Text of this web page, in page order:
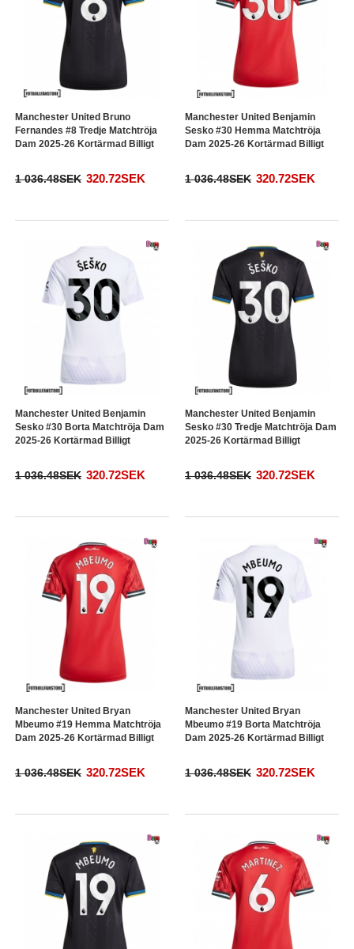
Manchester United Bruno
Fernandes #8 Tredje Matchtröja
Dam 2025-26 Kortärmad Billigt
1 036.48SEK 320.72SEK
Manchester United Benjamin
Sesko #30 Hemma Matchtröja
Dam 2025-26 Kortärmad Billigt
1 036.48SEK 320.72SEK
Manchester United Benjamin
Sesko #30 Borta Matchtröja Dam
2025-26 Kortärmad Billigt
1 036.48SEK 320.72SEK
Manchester United Benjamin
Sesko #30 Tredje Matchtröja Dam
2025-26 Kortärmad Billigt
1 036.48SEK 320.72SEK
Manchester United Bryan
Mbeumo #19 Hemma Matchtröja
Dam 2025-26 Kortärmad Billigt
1 036.48SEK 320.72SEK
Manchester United Bryan
Mbeumo #19 Borta Matchtröja
Dam 2025-26 Kortärmad Billigt
1 036.48SEK 320.72SEK